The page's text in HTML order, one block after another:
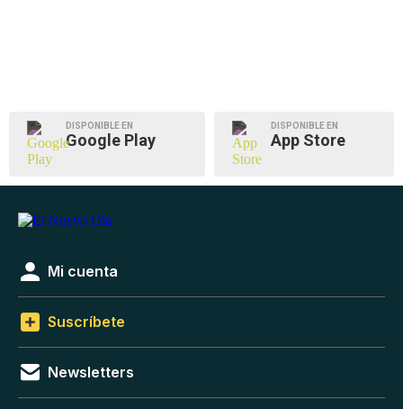
DISPONIBLE EN
Google Play
DISPONIBLE EN
App Store
Mi cuenta
Suscríbete
Newsletters